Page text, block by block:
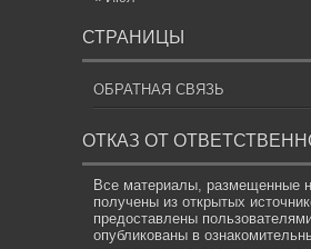
СТРАНИЦЫ
ОБРАТНАЯ СВЯЗЬ
ОТКАЗ ОТ
Все материалы, размещенные
получены из открытых
предоставлены
опубликованы в